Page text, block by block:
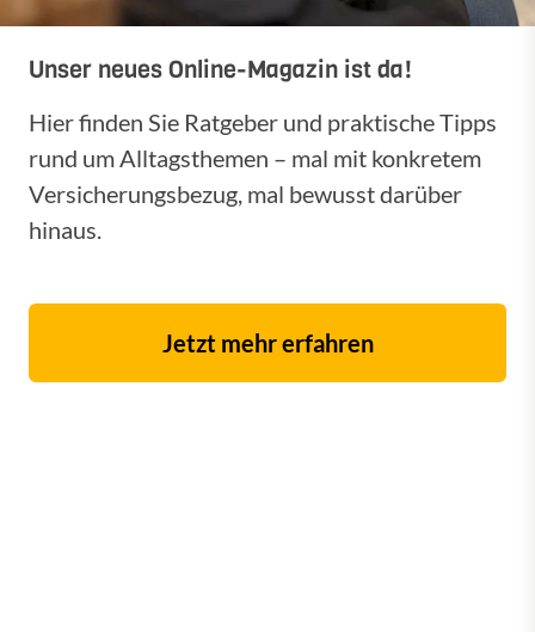
Unser neues Online-Magazin ist da!
Hier finden Sie Ratgeber und praktische Tipps
rund um Alltagsthemen – mal mit konkretem
Versicherungsbezug, mal bewusst darüber
hinaus.
Jetzt mehr erfahren